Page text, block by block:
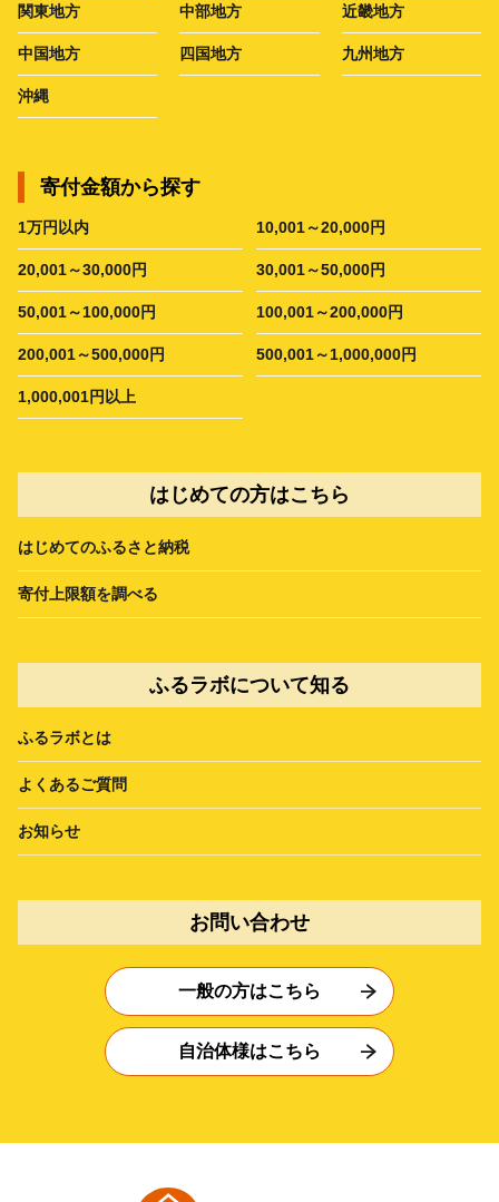
関東地方 中部地方 近畿地方
中国地方 四国地方 九州地方
沖縄
寄付金額から探す
1万円以内 10,001～20,000円
20,001～30,000円 30,001～50,000円
50,001～100,000円 100,001～200,000円
200,001～500,000円 500,001～1,000,000円
1,000,001円以上
はじめての方はこちら
はじめてのふるさと納税
寄付上限額を調べる
ふるラボについて知る
ふるラボとは
よくあるご質問
お知らせ
お問い合わせ
一般の方はこちら
自治体様はこちら